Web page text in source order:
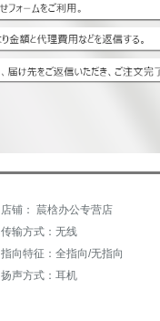
店铺： 莀梒办公专营店
传输方式：无线
指向特征：全指向/无指向
扬声方式：耳机